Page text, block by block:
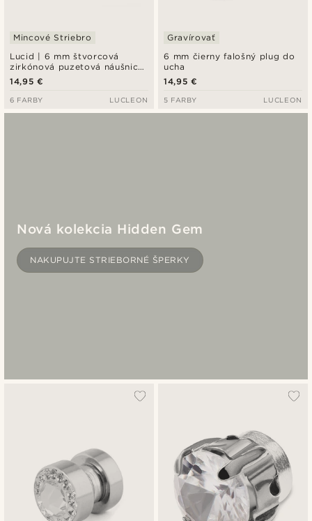
Lucid | 6 mm štvorcová
zirkónová puzetová náušnica
z mincového striebra 925
Mincové Striebro
14,95 €
6 FARBY LUCLEON
6 mm čierny falošný plug do
ucha
Gravírovať
14,95 €
5 FARBY LUCLEON
Nová kolekcia Hidden Gem
NAKUPUJTE STRIEBORNÉ ŠPERKY